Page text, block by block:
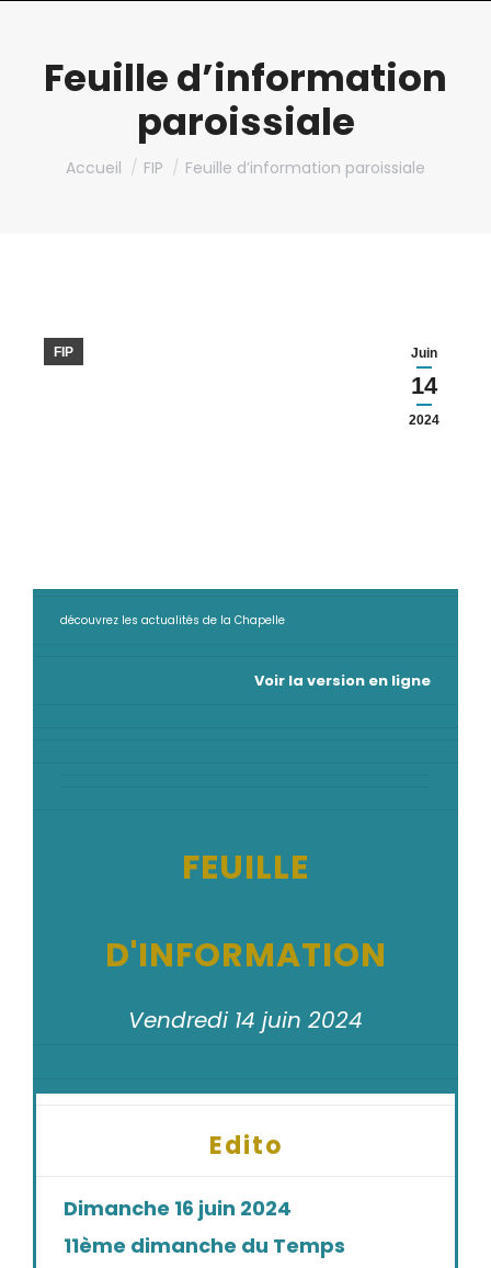
Feuille d’information
paroissiale
Vous êtes ici :
Accueil FIP Feuille d’information paroissiale
Juin
14
2024
FIP
découvrez les actualités de la Chapelle
Voir la version en ligne
FEUILLE
D'INFORMATION
Vendredi 14 juin 2024
Edito
Dimanche 16 juin 2024
11ème dimanche du Temps